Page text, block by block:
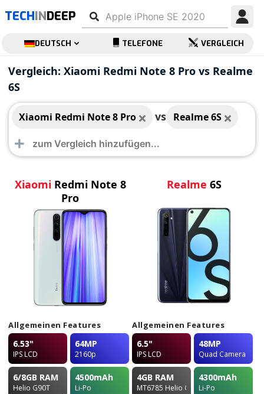
TECHINDEEP
DEUTSCH TELEFONE VERGLEICH
Vergleich: Xiaomi Redmi Note 8 Pro vs Realme
6S
Xiaomi Redmi Note 8 Pro vs Realme 6S
Xiaomi Redmi Note 8
Pro
Xiaomi Redmi Note 8
Pro
Allgemeinen Features
6.53"
IPS LCD
64MP
2160p
6/8GB RAM
Helio G90T
4500mAh
Li-Po
Realme 6S
Realme 6S
Allgemeinen Features
6.5"
IPS LCD
48MP
Quad Camera
4GB RAM
MT6785 Helio G90T
4300mAh
Li-Po